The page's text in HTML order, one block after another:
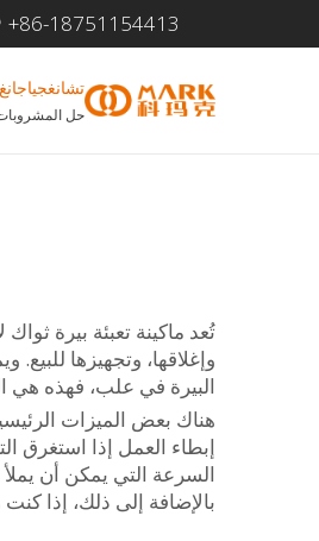
+86-18751154413
حل المشروبات
تُعد ماكينة تعبئة بيرة
وإغلاقها، وتجهيزها
البيرة في علب، فهذه هي
هناك بعض الميزات
إبطاء العمل إذا استغرق
السرعة التي يمكن أن
بالإضافة إلى ذلك، إذا